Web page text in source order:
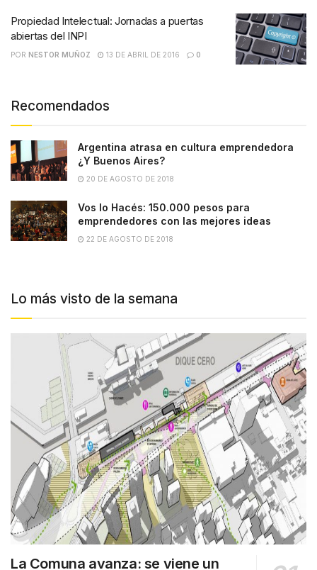
Propiedad Intelectual: Jornadas a puertas
abiertas del INPI
POR NESTOR MUÑOZ 13 DE ABRIL DE 2016 0
Recomendados
Argentina atrasa en cultura emprendedora
¿Y Buenos Aires?
20 DE AGOSTO DE 2018
Vos lo Hacés: 150.000 pesos para
emprendedores con las mejores ideas
22 DE AGOSTO DE 2018
Lo más visto de la semana
La Comuna avanza: se viene un